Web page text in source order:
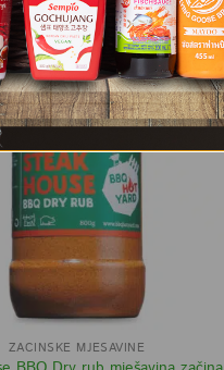
ZAČINSKE MJEŠAVINE